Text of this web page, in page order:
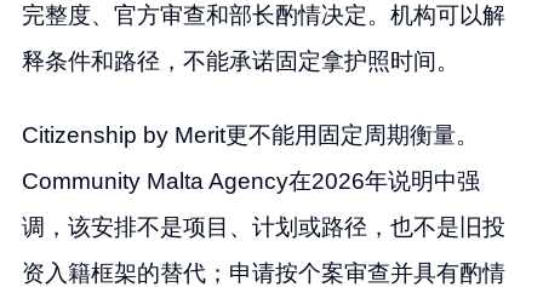
完整度、官方审查和部长酌情决定。机构可以解
释条件和路径，不能承诺固定拿护照时间。
Citizenship by Merit更不能用固定周期衡量。
Community Malta Agency在2026年说明中强
调，该安排不是项目、计划或路径，也不是旧投
资入籍框架的替代；申请按个案审查并具有酌情